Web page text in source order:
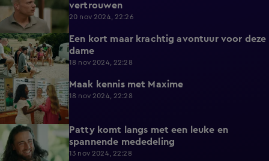
vertrouwen
20 nov 2024, 22:26
5:36
Een kort maar krachtig avontuur voor deze
dame
18 nov 2024, 22:28
4:56 Maak kennis met Maxime
18 nov 2024, 22:28
4:42
Patty komt langs met een leuke en
spannende mededeling
13 nov 2024, 22:28